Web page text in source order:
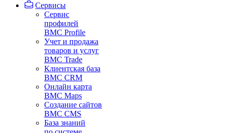
Сервисы
Сервис
профилей
BMC Profile
Учет и продажа
товаров и услуг
BMC Trade
Клиентская база
BMC CRM
Онлайн карта
BMC Maps
Создание сайтов
BMC CMS
База знаний